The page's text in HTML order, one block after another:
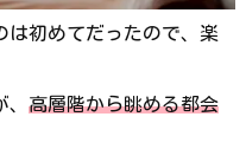
は初めてだったので、楽
高層階から眺める都会